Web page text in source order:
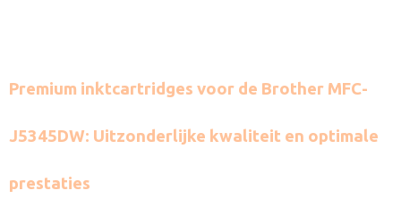
Premium inktcartridges voor de Brother MFC-
J5345DW: Uitzonderlijke kwaliteit en optimale
prestaties